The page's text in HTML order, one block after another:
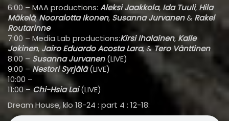
6:00 – MAA productions: Aleksi Jaakkola, Ida Tuuli, Hila
Mäkelä,Nooralotta Ikonen, Susanna Jurvanen& Rakel
Routarinne
7:00 – Media Lab productions:Kirsi Ihalainen,Kalle
Jokinen, Jairo Eduardo Acosta Lara, &Tero Vänttinen
8:00 – Susanna Jurvanen(LIVE)
9:00 –Nestori Syrjälä(LIVE)
10:00 –
11:00 –Chi-Hsia Lai(LIVE)
Dream House, klo 18-24 : part 4 : 12-18: